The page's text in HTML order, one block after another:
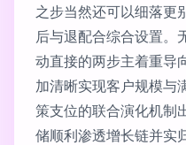
之步当然还可以细落更
后与退配合综合设置。
动直接的两步主着重导
加清晰实现客户规模与
策支位的联合演化机制
储顺利渗透增长链并实